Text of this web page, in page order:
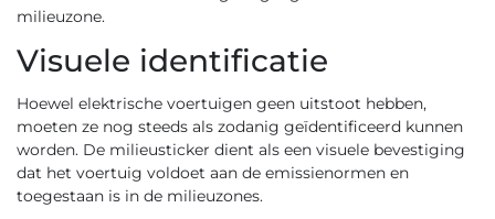
milieuzone.
Visuele identificatie
Hoewel elektrische voertuigen geen uitstoot hebben,
moeten ze nog steeds als zodanig geïdentificeerd kunnen
worden. De milieusticker dient als een visuele bevestiging
dat het voertuig voldoet aan de emissienormen en
toegestaan is in de milieuzones.